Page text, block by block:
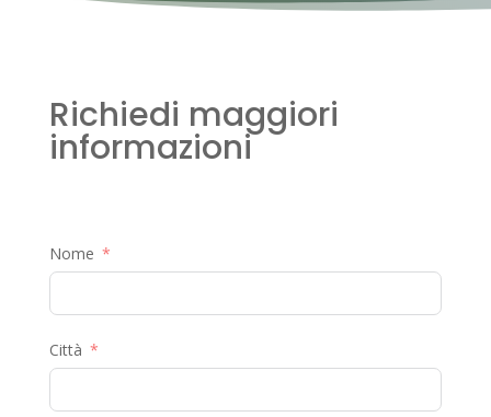
Richiedi maggiori
informazioni
Nome
Città